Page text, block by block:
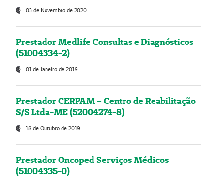
03 de Novembro de 2020
Prestador Medlife Consultas e Diagnósticos
(51004334-2)
01 de Janeiro de 2019
Prestador CERPAM – Centro de Reabilitação
S/S Ltda-ME (52004274-8)
18 de Outubro de 2019
Prestador Oncoped Serviços Médicos
(51004335-0)